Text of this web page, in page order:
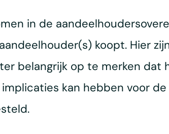
in de
koopt. Hier
belangrijk op te merken
kan hebben voor